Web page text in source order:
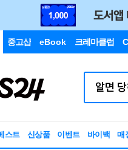
중고샵 eBook 크레마클럽
스트 신상품 이벤트 바이백 매